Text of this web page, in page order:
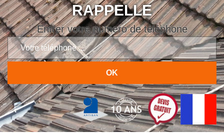
RAPPELLE
Entrer votre numero de téléphone